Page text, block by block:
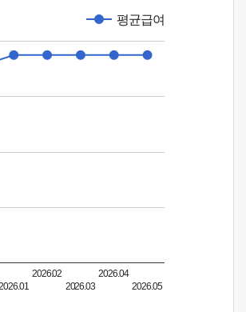
평균급여
2026.02
2026.03
2026.04
2026.05